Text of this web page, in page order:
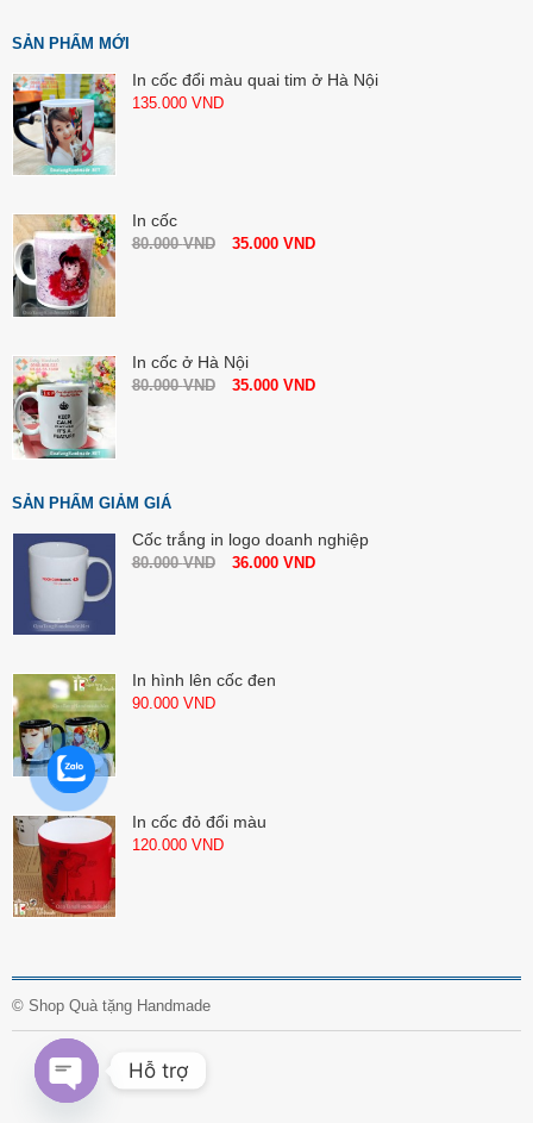
SẢN PHẨM MỚI
In cốc đổi màu quai tim ở Hà Nội
135.000 VND
In cốc
80.000VND 35.000 VND
In cốc ở Hà Nội
80.000VND 35.000 VND
SẢN PHẨM GIẢM GIÁ
Cốc trắng in logo doanh nghiệp
80.000VND 36.000 VND
In hình lên cốc đen
90.000 VND
In cốc đỏ đổi màu
120.000 VND
© Shop Quà tặng Handmade
Hỗ trợ